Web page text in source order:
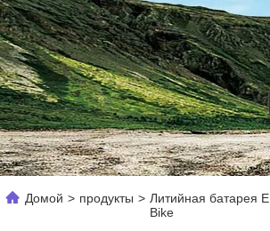
Домой > продукты > Литийная батарея E
Bike